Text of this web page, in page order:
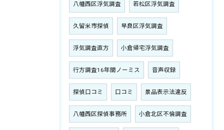
八幡西区浮気調査 若松区浮気調査
久留米市探偵 早良区浮気調査
浮気調査直方 小倉帰宅浮気調査
行方調査16年間ノーミス 音声収録
探偵口コミ 口コミ 景品表示法違反
八幡西区探偵事務所 小倉北区不倫調査